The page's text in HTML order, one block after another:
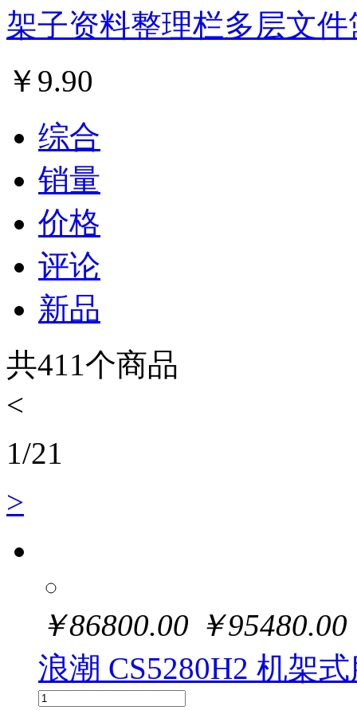
架子资料整理栏多层文件
￥ 9.90
综合
销量
价格
评论
新品
共411个商品
<
1/21
>
￥86800.00 ￥95480.00
浪潮 CS5280H2 机架